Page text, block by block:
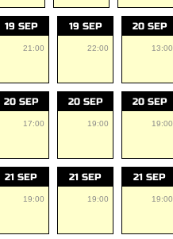
19 SEP
21:00
19 SEP
22:00
20 SEP
13:00
20 SEP
17:00
20 SEP
19:00
20 SEP
19:00
21 SEP
19:00
21 SEP
19:00
21 SEP
19:00